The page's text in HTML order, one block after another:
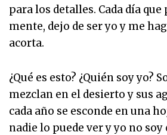
para los detalles. Cada día
mente, dejo de ser yo y me
acorta.
¿Qué es esto? ¿Quién soy
mezclan en el desierto y sus
cada año se esconde en una
nadie lo puede ver y yo no